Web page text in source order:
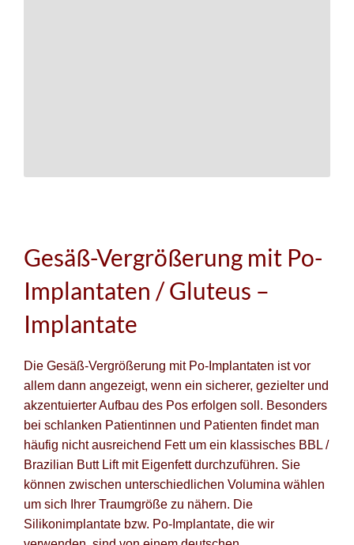
Gesäß-Vergrößerung mit Po-
Implantaten / Gluteus –
Implantate
Die Gesäß-Vergrößerung mit Po-Implantaten ist vor
allem dann angezeigt, wenn ein sicherer, gezielter und
akzentuierter Aufbau des Pos erfolgen soll. Besonders
bei schlanken Patientinnen und Patienten findet man
häufig nicht ausreichend Fett um ein klassisches BBL /
Brazilian Butt Lift mit Eigenfett durchzuführen. Sie
können zwischen unterschiedlichen Volumina wählen
um sich Ihrer Traumgröße zu nähern. Die
Silikonimplantate bzw. Po-Implantate, die wir